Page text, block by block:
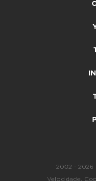
2002 - 2026
Velocidade.